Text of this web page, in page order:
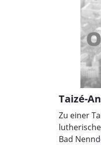
Taizé-
Zu einer
Bad